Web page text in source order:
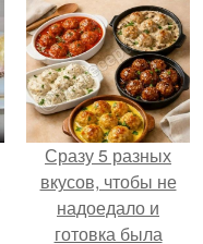
Сразу 5 разных
вкусов, чтобы не
надоедало и
готовка была